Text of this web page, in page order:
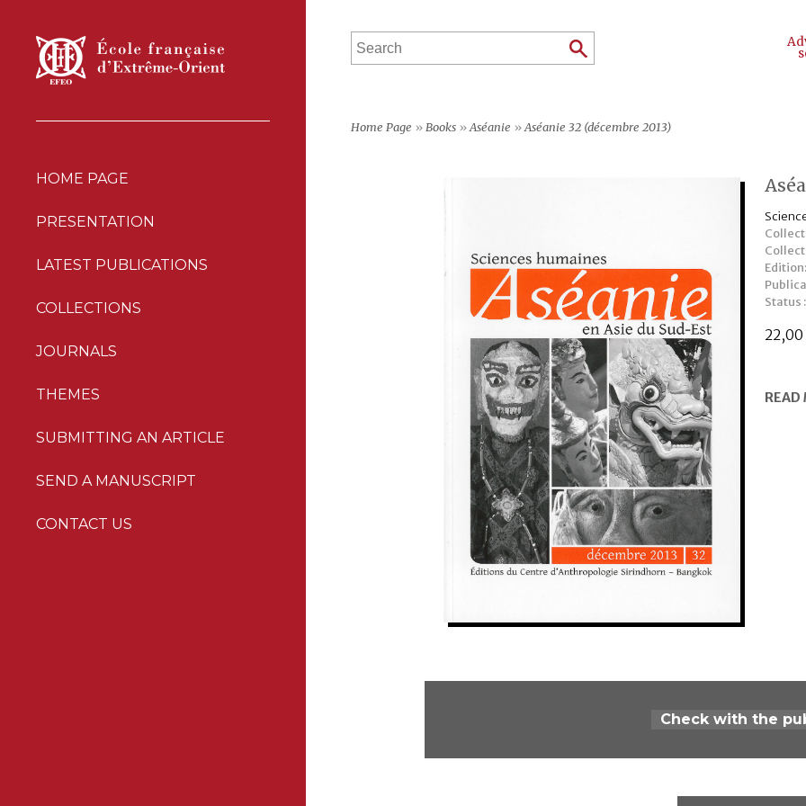
HOME PAGE
PRESENTATION
LATEST PUBLICATIONS
COLLECTIONS
JOURNALS
THEMES
SUBMITTING AN ARTICLE
SEND A MANUSCRIPT
CONTACT US
Home Page » Books »Aséanie »Aséanie 32 (décembre 2013)
Edition:
Status :
22,00
READ
Check with the